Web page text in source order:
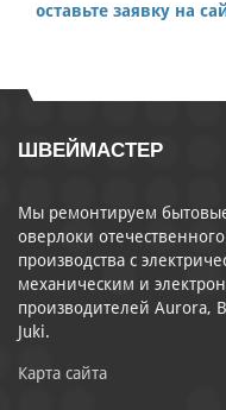
оставьте заявку на
ШВЕЙМАСТЕР
Мы ремонтируем
оверлоки
производства с
механическим и
производителей Aurora,
Juki.
Карта сайта